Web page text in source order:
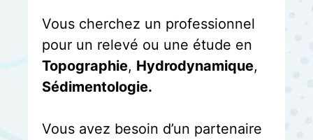
Vous cherchez un professionnel
pour un relevé ou une étude en
Topographie, Hydrodynamique,
Sédimentologie.
Vous avez besoin d’un partenaire